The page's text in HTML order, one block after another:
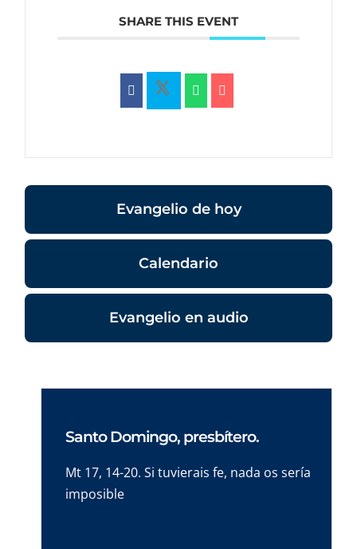
SHARE THIS EVENT
Evangelio de hoy
Calendario
Evangelio en audio
Santo Domingo, presbítero.
Mt 17, 14-20. Si tuvierais fe, nada os sería
imposible